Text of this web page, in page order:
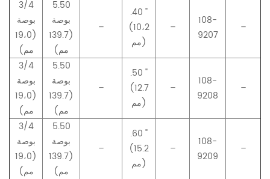
3/4
بوصة
(19،0
مم)
5.50
بوصة
(139.7
مم)
–
.40 "
(10،2
مم)
–
108-
9207
–
3/4
بوصة
(19،0
مم)
5.50
بوصة
(139.7
مم)
–
.50 "
(12.7
مم)
–
108-
9208
–
3/4
بوصة
(19،0
مم)
5.50
بوصة
(139.7
مم)
–
.60 "
(15.2
مم)
–
108-
9209
–